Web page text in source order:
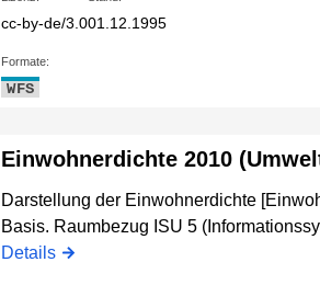
cc-by-de/3.001.12.1995
Formate:
WFS
Einwohnerdichte 2010
Darstellung der Einwohnerdichte
Basis. Raumbezug ISU 5
Details